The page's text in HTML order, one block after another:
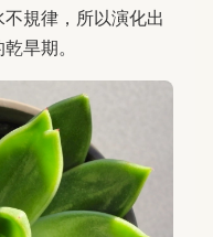
規律，所以演化出
旱期。